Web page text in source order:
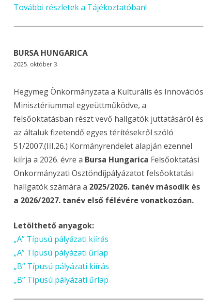
További részletek a Tájékoztatóban!
BURSA HUNGARICA
2025. október 3.
Hegymeg Önkormányzata a Kulturális és Innovációs
Minisztériummal egyeüttműködve, a
felsőoktatásban részt vevő hallgatók juttatásáról és
az általuk fizetendő egyes térítésekről szóló
51/2007.(III.26.) Kormányrendelet alapján ezennel
kiírja a 2026. évre a Bursa Hungarica Felsőoktatási
Önkormányzati Ösztöndíjpályázatot felsőoktatási
hallgatók számára a 2025/2026. tanév második és
a 2026/2027. tanév első félévére vonatkozóan.
Letölthető anyagok:
„A” Típusú pályázati kiírás
„A” Típusú pályázati űrlap
„B” Típusú pályázati kiírás
„B” Típusú pályázati űrlap